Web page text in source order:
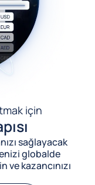
için
sağlayacak
globalde
kazancınızı